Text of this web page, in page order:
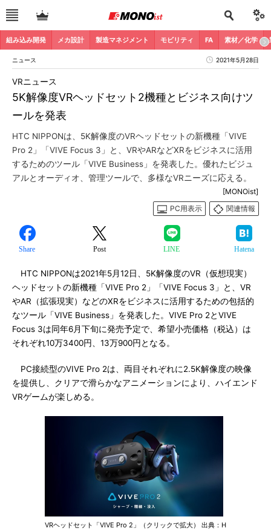
組み込み開発 メカ設計 製造マネジメント モビリティ FA 素材／化学
ニュース 2021年5月28日
5K解像度VRヘッドセット2機種とビジネス向けツ
ールを発表
VRニュース
HTC NIPPONは、5K解像度のVRヘッドセットの新機種「VIVE
Pro 2」「VIVE Focus 3」と、VRやARなどXRをビジネスに活用
するためのツール「VIVE Business」を発表した。優れたビジュ
アルとオーディオ、管理ツールで、多様なVRニーズに応える。
[MONOist]
PC用表示
関連情報
Share Post LINE Hatena
HTC NIPPONは2021年5月12日、5K解像度のVR（仮想現実）
ヘッドセットの新機種「VIVE Pro 2」「VIVE Focus 3」と、VR
やAR（拡張現実）などのXRをビジネスに活用するための包括的
なツール「VIVE Business」を発表した。VIVE Pro 2とVIVE
Focus 3は同年6月下旬に発売予定で、希望小売価格（税込）は
それぞれ10万3400円、13万900円となる。
PC接続型のVIVE Pro 2は、両目それぞれに2.5K解像度の映像
を提供し、クリアで滑らかなアニメーションにより、ハイエンド
VRゲームが楽しめる。
VRヘッドセット「VIVE Pro 2」（クリックで拡大） 出典：H